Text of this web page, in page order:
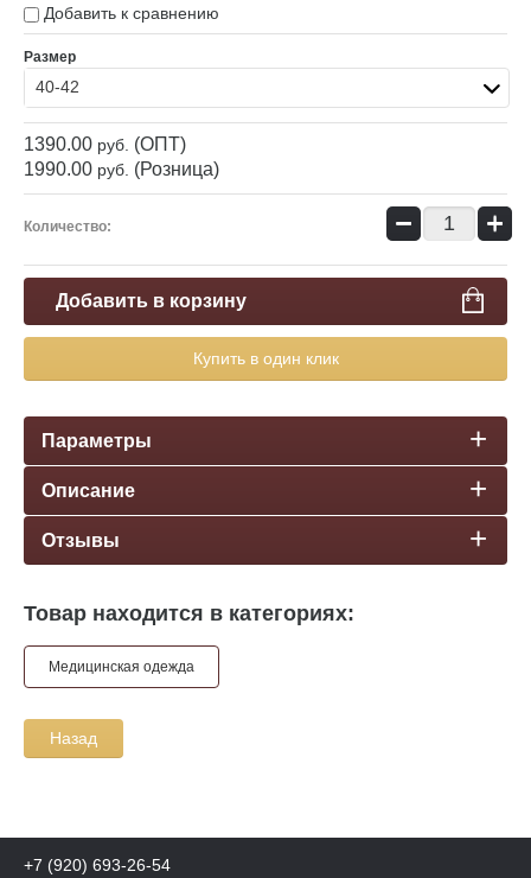
Добавить к сравнению
Размер
40-42
1390.00 руб. (ОПТ)
1990.00 руб. (Розница)
Количество: − +
Добавить в корзину
Купить в один клик
Параметры
Описание
Отзывы
Товар находится в категориях:
Медицинская одежда
Назад
+7 (920) 693-26-54